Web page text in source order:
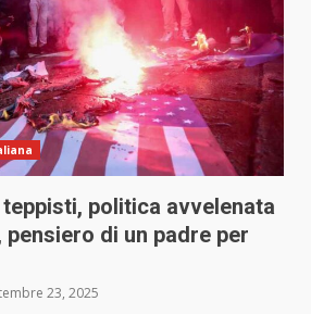
politica avvelenata
pensiero di un padre per
23, 2025